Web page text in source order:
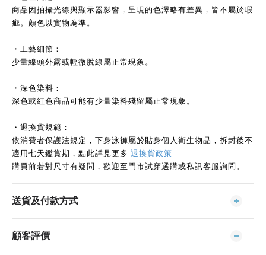
商品因拍攝光線與顯示器影響，呈現的色澤略有差異，皆不屬於瑕
疵。顏色以實物為準。
・工藝細節：
少量線頭外露或輕微脫線屬正常現象。
・深色染料：
深色或紅色商品可能有少量染料殘留屬正常現象。
・退換貨規範：
依消費者保護法規定，下身泳褲屬於貼身個人衛生物品，拆封後不
適用七天鑑賞期，點此詳見更多 退換貨政策
購買前若對尺寸有疑問，歡迎至門市試穿選購或私訊客服詢問。
送貨及付款方式
顧客評價